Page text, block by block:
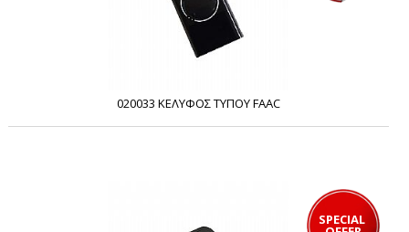
020033 ΚΕΛΥΦΟΣ ΤΥΠΟΥ FAAC
SPECIAL